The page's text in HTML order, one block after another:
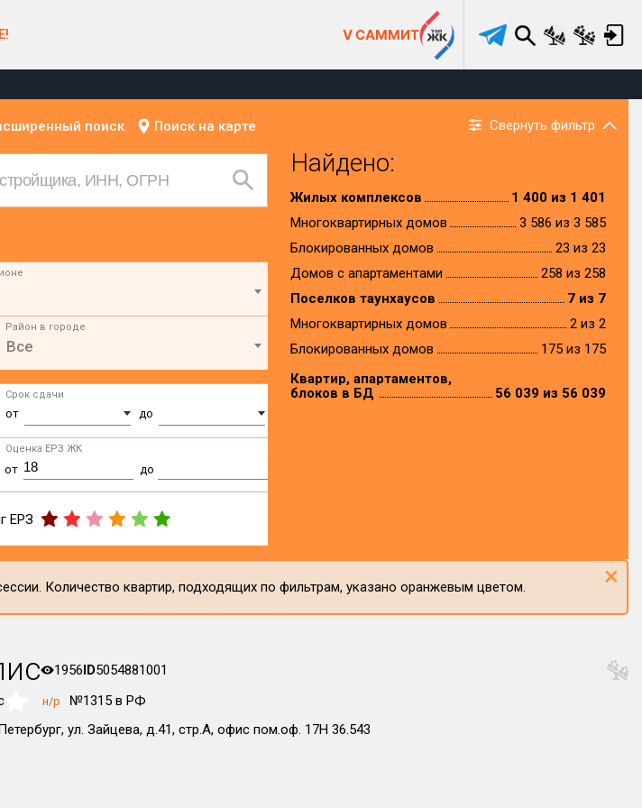
V САММИТ
поиск Поиск на карте Свернуть фильтр
Район в городе
Все
Срок сдачи
от до
Оценка ЕРЗ ЖК
от до
ЕРЗ
Найдено:
Жилых комплексов
1 400 из 1 401
Многоквартирных домов
3 586 из 3 585
Блокированных домов
23 из 23
Домов с апартаментами
258 из 258
Поселков таунхаусов
7 из 7
Многоквартирных домов
2 из 2
Блокированных домов
175 из 175
Квартир, апартаментов,
блоков в БД
56 039 из 56 039
Количество квартир, подходящих по фильтрам, указано оранжевым цветом. ×
1956ID5054881001
н/р
№1315 в РФ
ул. Зайцева, д.41, стр.А, офис пом.оф. 17Н 36.543